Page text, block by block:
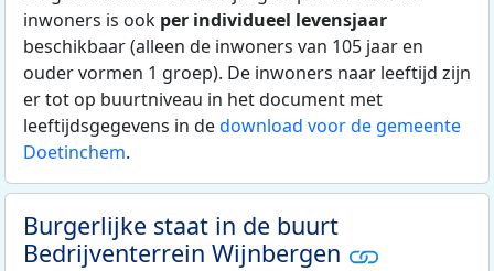
inwoners is ook per individueel levensjaar
beschikbaar (alleen de inwoners van 105 jaar en
ouder vormen 1 groep). De inwoners naar leeftijd zijn
er tot op buurtniveau in het document met
leeftijdsgegevens in dedownload voor de gemeente
Doetinchem.
Burgerlijke staat in de buurt
Bedrijventerrein Wijnbergen